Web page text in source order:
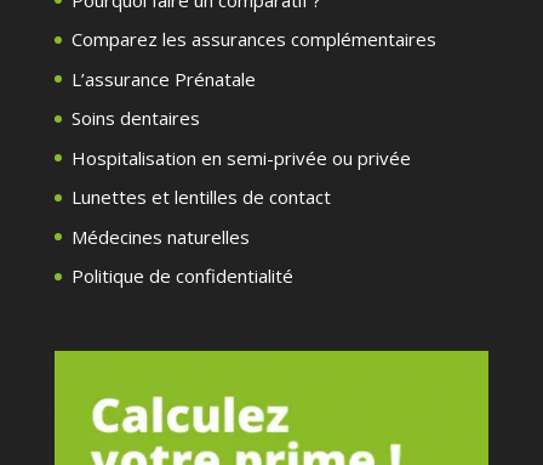
Comparez les assurances complémentaires
L’assurance Prénatale
Soins dentaires
Hospitalisation en semi-privée ou privée
Lunettes et lentilles de contact
Médecines naturelles
Politique de confidentialité